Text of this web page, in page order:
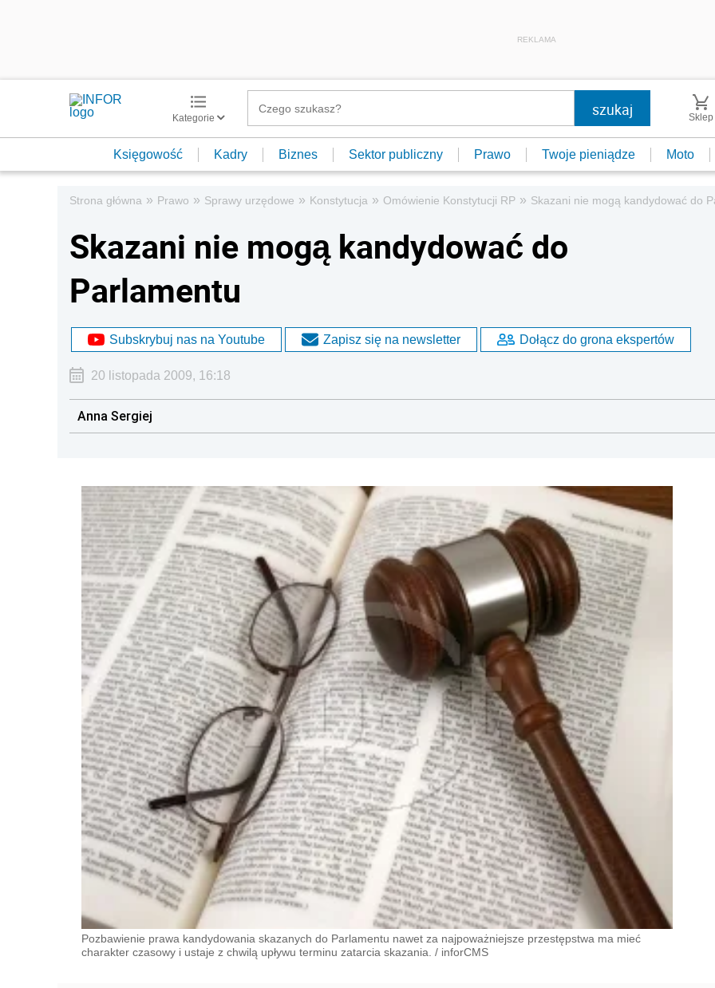
REKLAMA
Kategorie Sklep
Księgowość Kadry Biznes Sektor publiczny Prawo Twoje pieniądze Moto
Strona główna » Prawo » Sprawy urzędowe » Konstytucja » Omówienie Konstytucji RP » Skazani nie mogą kandydować do
Skazani nie mogą kandydować do
Parlamentu
Subskrybuj nas na Youtube Zapisz się na newsletter Dołącz do grona ekspertów
20 listopada 2009, 16:18
Anna Sergiej
Pozbawienie prawa kandydowania skazanych do Parlamentu nawet za najpoważniejsze przestępstwa ma mieć
charakter czasowy i ustaje z chwilą upływu terminu zatarcia skazania. / inforCMS